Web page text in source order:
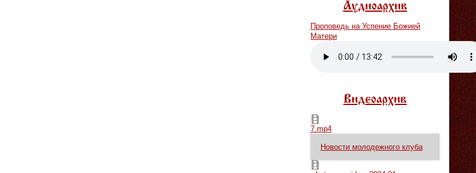
Аудиоархив
Проповедь на Успение Божией
Матери
Видеоархив
7.mp4
7.mp4
Новости молодежного клуба
whatsapp_video_2024-01-08_at_11.54.37.mp4